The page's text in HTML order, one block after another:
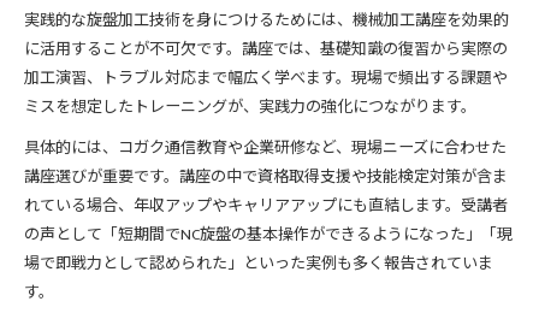
実践的な旋盤加工技術を身につけるためには、機械加工講座を効果的
に活用することが不可欠です。講座では、基礎知識の復習から実際の
加工演習、トラブル対応まで幅広く学べます。現場で頻出する課題や
ミスを想定したトレーニングが、実践力の強化につながります。
具体的には、コガク通信教育や企業研修など、現場ニーズに合わせた
講座選びが重要です。講座の中で資格取得支援や技能検定対策が含ま
れている場合、年収アップやキャリアアップにも直結します。受講者
の声として「短期間でNC旋盤の基本操作ができるようになった」「現
場で即戦力として認められた」といった実例も多く報告されていま
す。